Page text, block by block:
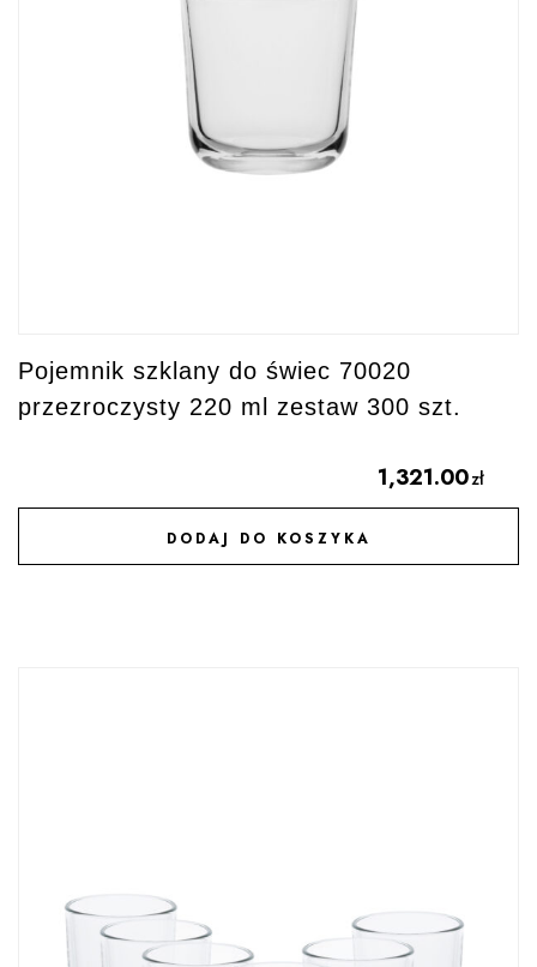
Pojemnik szklany do świec 70020
przezroczysty 220 ml zestaw 300 szt.
1,321.00zł
DODAJ DO KOSZYKA
DODAJ DO ULUBIONYCH